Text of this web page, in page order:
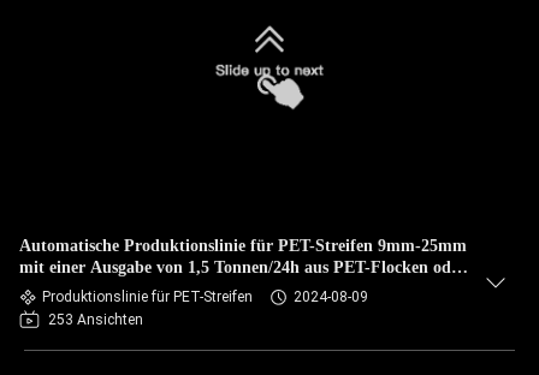
Automatische Produktionslinie für PET-Streifen 9mm-25mm
mit einer Ausgabe von 1,5 Tonnen/24h aus PET-Flocken oder
Granulat
Produktionslinie für PET-Streifen
2024-08-09
253 Ansichten